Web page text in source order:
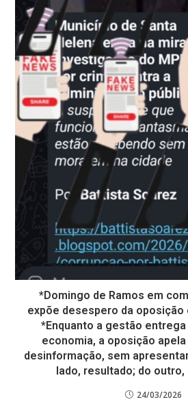
*Domingo de Ramos em
expõe desespero da oposição
*Enquanto a gestão
economia, a oposição
desinformação, sem
lado, resultado; do
24/03/2026